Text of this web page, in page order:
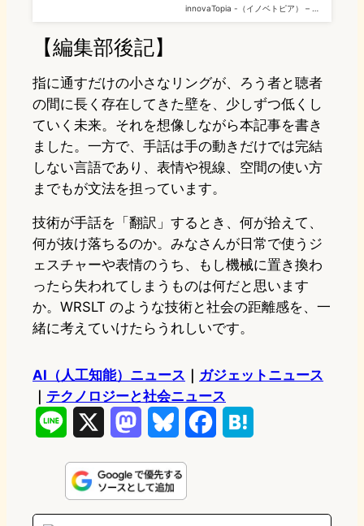
innovaTopia -（イノベトピア） – …
【編集部後記】
指に通すだけの小さなリングが、ろう者と聴者
の間に長く存在してきた壁を、少しずつ低くし
ていく未来。それを想像しながら本記事を書き
ました。一方で、手話は手の動きだけでは完結
しない言語であり、表情や視線、空間の使い方
までもが文法を担っています。
技術が手話を「翻訳」するとき、何が拾えて、
何が抜け落ちるのか。みなさんが日常で使うジ
ェスチャーや表情のうち、もし機械に置き換わ
ったら失われてしまうものは何だと思います
か。WRSLT のような技術と社会の距離感を、一
緒に考えていけたらうれしいです。
AI（人工知能）ニュース
ガジェットニュース
テクノロジーと社会ニュース
n
e
s
t
u
e
e
e